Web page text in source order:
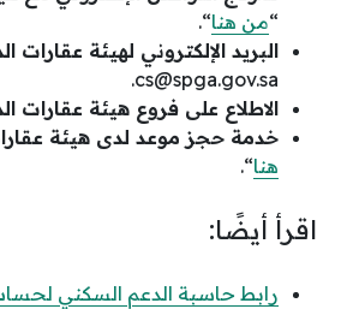
“من هنا“.
البريد الإلكتروني لهيئة عقارات
cs@spga.gov.sa
.
الاطلاع على فروع هيئة عقارات
خدمة حجز موعد لدى هيئة
هنا“.
اقرأ أيضًا:
رابط حاسبة الدعم السكني